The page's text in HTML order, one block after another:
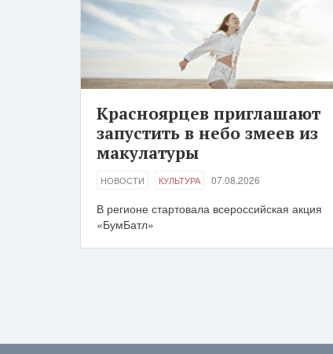
Красноярцев приглашают
запустить в небо змеев из
макулатуры
НОВОСТИ КУЛЬТУРА 07.08.2026
В регионе стартовала всероссийская акция
«БумБатл»